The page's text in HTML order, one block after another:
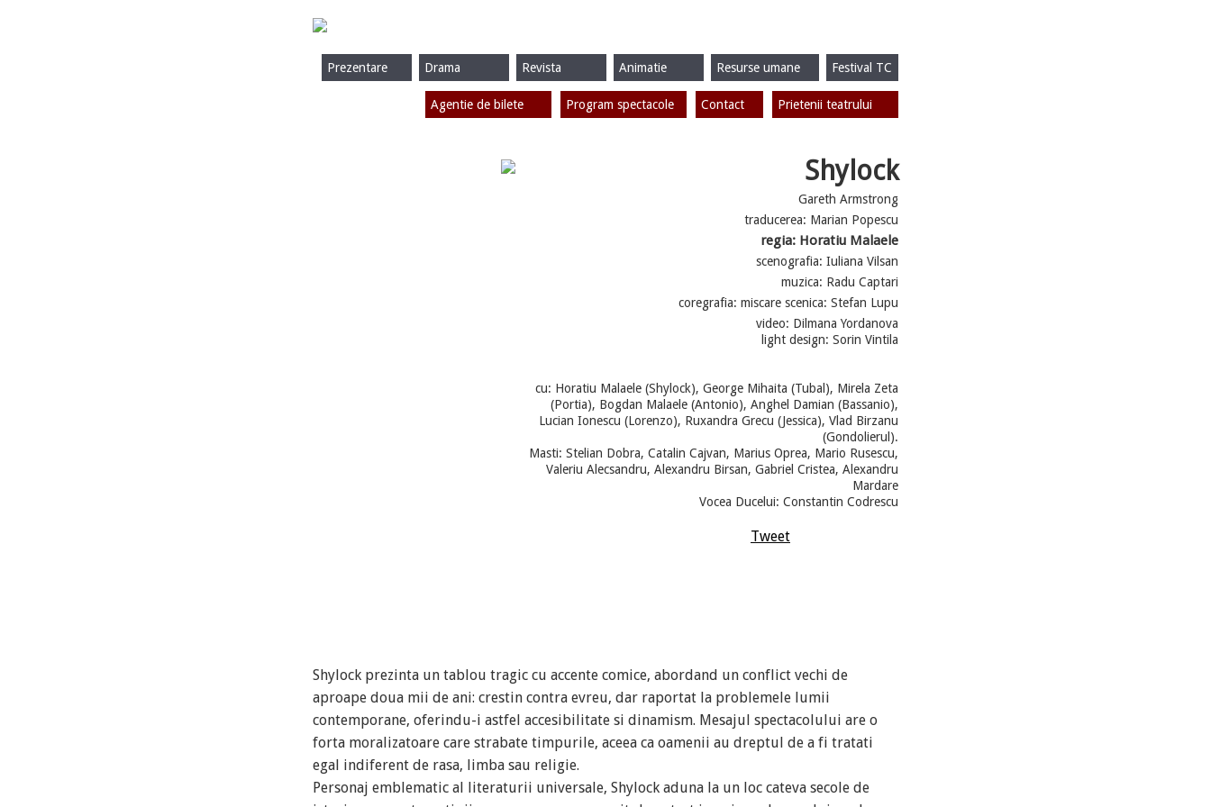
Festival TC
Resurse umane
Animatie
Revista
Drama
Prezentare
Prietenii teatrului
Contact
Program spectacole
Agentie de bilete
Shylock
Gareth Armstrong
traducerea: Marian Popescu
regia: Horatiu Malaele
scenografia: Iuliana Vilsan
muzica: Radu Captari
coregrafia: miscare scenica: Stefan Lupu
video: Dilmana Yordanova
light design: Sorin Vintila
cu: Horatiu Malaele (Shylock), George Mihaita (Tubal), Mirela Zeta
(Portia), Bogdan Malaele (Antonio), Anghel Damian (Bassanio),
Lucian Ionescu (Lorenzo), Ruxandra Grecu (Jessica), Vlad Birzanu
(Gondolierul).
Masti: Stelian Dobra, Catalin Cajvan, Marius Oprea, Mario Rusescu,
Valeriu Alecsandru, Alexandru Birsan, Gabriel Cristea, Alexandru
Mardare
Vocea Ducelui: Constantin Codrescu
Tweet
Shylock prezinta un tablou tragic cu accente comice, abordand un conflict vechi de
aproape doua mii de ani: crestin contra evreu, dar raportat la problemele lumii
contemporane, oferindu-i astfel accesibilitate si dinamism. Mesajul spectacolului are o
forta moralizatoare care strabate timpurile, aceea ca oamenii au dreptul de a fi tratati
egal indiferent de rasa, limba sau religie.
Personaj emblematic al literaturii universale, Shylock aduna la un loc cateva secole de